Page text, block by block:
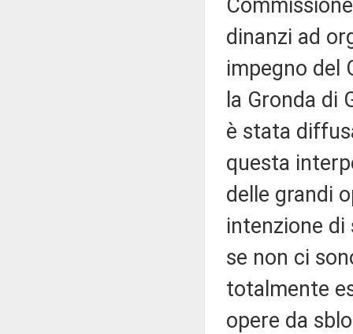
dinanzi ad
impegno del
la Gronda di
è stata
questa
delle grandi
intenzione di
se non ci
totalmente
opere da